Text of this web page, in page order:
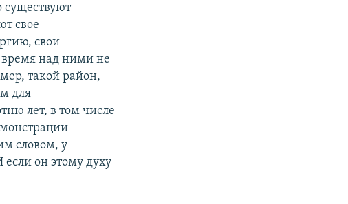
существуют
свое
свои
над ними не
такой район,
для
лет, в том числе
словом, у
если он этому духу